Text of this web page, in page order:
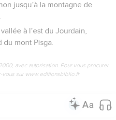
jusqu’à la montagne de
à l’est du Jourdain,
du mont Pisga.
avec autorisation. Pour vous procurer
vous sur www.editionsbiblio.fr